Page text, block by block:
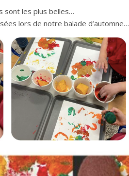
sont les plus belles…
lors de notre balade d’automne…